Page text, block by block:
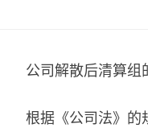
公司解散后清算组
根据《公司法》的